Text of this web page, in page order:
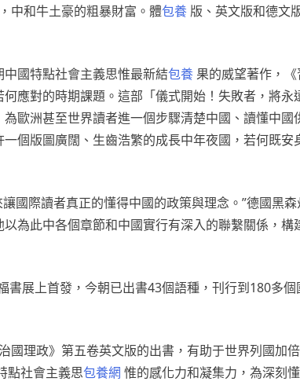
，中和牛土豪的粗暴財富。體包養 版、英文版和德文
國特點社會主義思惟最新結包養 果的威望著作，
應對的時期課題。這部「儀式開始！失敗者，將永
歐洲甚至世界讀者進一個步驟清楚中國、讀懂中國
個版圖廣闊、生齒浩繁的成長中年夜國，若何既安
國際讀者真正的懂得中國的政策與理念。”德國黑
為此中各個章節和中國實行有深入的聯繫關係，構
展上首發，今朝已出書43個語種，刊行到180多個
治國理政》第五卷英文版的出書，有助于世界列國加
點社會主義思包養網 惟的感化力和凝集力，為深刻